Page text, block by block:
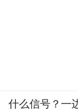
什么信号？一